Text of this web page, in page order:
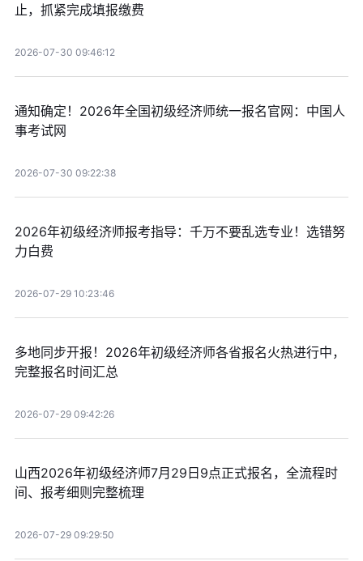
止，抓紧完成填报缴费
2026-07-30 09:46:12
通知确定！2026年全国初级经济师统一报名官网：中国人
事考试网
2026-07-30 09:22:38
2026年初级经济师报考指导：千万不要乱选专业！选错努
力白费
2026-07-29 10:23:46
多地同步开报！2026年初级经济师各省报名火热进行中，
完整报名时间汇总
2026-07-29 09:42:26
山西2026年初级经济师7月29日9点正式报名，全流程时
间、报考细则完整梳理
2026-07-29 09:29:50